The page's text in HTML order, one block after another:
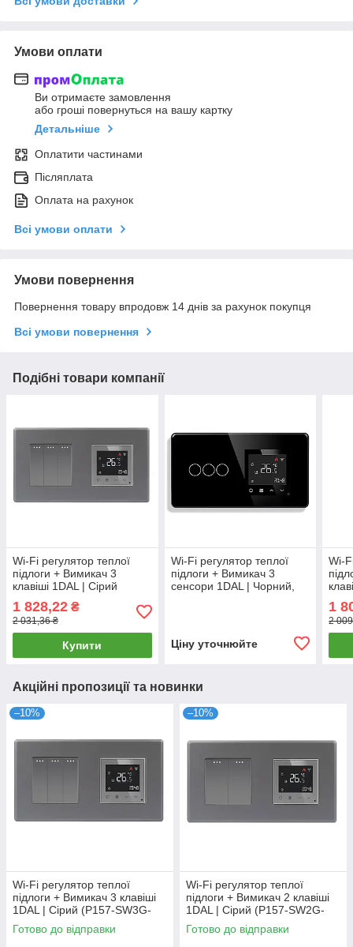
Умови оплати
Ви отримаєте замовлення
або гроші повернуться на вашу картку
Детальніше
Оплатити частинами
Післяплата
Оплата на рахунок
Всі умови оплати
Умови повернення
Повернення товару впродовж 14 днів за рахунок покупця
Всі умови повернення
Подібні товари компанії
Wi-Fi регулятор теплої
підлоги + Вимикач 3
клавіші 1DAL | Сірий
1 828,22 ₴
2 031,36 ₴
Купити
Wi-Fi регулятор теплої
підлоги + Вимикач 3
сенсори 1DAL | Чорний,
Ціну уточнюйте
Wi-
1
2
Акційні пропозиції та новинки
–10%
Wi-Fi регулятор теплої
підлоги + Вимикач 3 клавіші
1DAL | Сірий (P157-SW3G-
TR.WF.GR)
Готово до відправки
–10%
Wi-Fi регулятор теплої
підлоги + Вимикач 2 клавіші
1DAL | Сірий (P157-SW2G-
TR.WF.GR)
Готово до відправки